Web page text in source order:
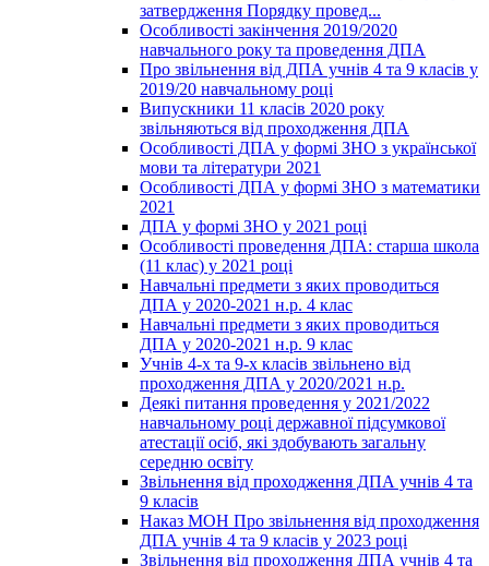
затвердження Порядку провед...
Особливості закінчення 2019/2020
навчального року та проведення ДПА
Про звільнення від ДПА учнів 4 та 9 класів у
2019/20 навчальному році
Випускники 11 класів 2020 року
звільняються від проходження ДПА
Особливості ДПА у формі ЗНО з української
мови та літератури 2021
Особливості ДПА у формі ЗНО з математики
2021
ДПА у формі ЗНО у 2021 році
Особливості проведення ДПА: старша школа
(11 клас) у 2021 році
Навчальні предмети з яких проводиться
ДПА у 2020-2021 н.р. 4 клас
Навчальні предмети з яких проводиться
ДПА у 2020-2021 н.р. 9 клас
Учнів 4-х та 9-х класів звільнено від
проходження ДПА у 2020/2021 н.р.
Деякі питання проведення у 2021/2022
навчальному році державної підсумкової
атестації осіб, які здобувають загальну
середню освіту
Звільнення від проходження ДПА учнів 4 та
9 класів
Наказ МОН Про звільнення від проходження
ДПА учнів 4 та 9 класів у 2023 році
Звільнення від проходження ДПА учнів 4 та